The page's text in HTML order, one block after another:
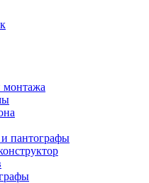
монтажа
пантографы